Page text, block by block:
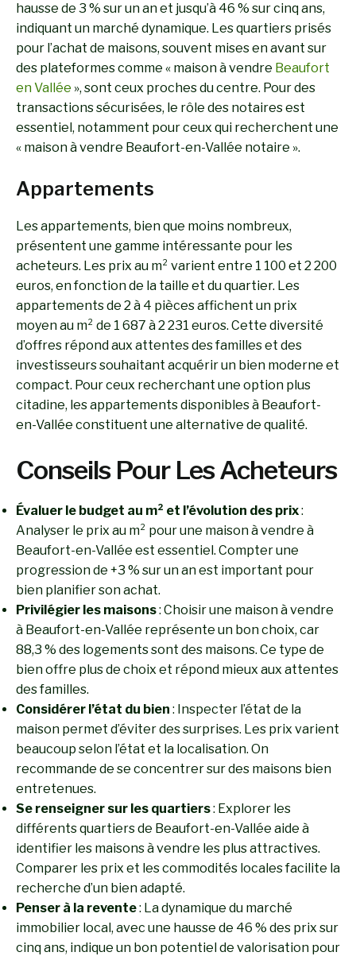
hausse de 3 % sur un an et jusqu’à 46 % sur cinq ans,
indiquant un marché dynamique. Les quartiers prisés
pour l’achat de maisons, souvent mises en avant sur
des plateformes comme « maison à vendre Beaufort
en Vallée », sont ceux proches du centre. Pour des
transactions sécurisées, le rôle des notaires est
essentiel, notamment pour ceux qui recherchent une
« maison à vendre Beaufort-en-Vallée notaire ».
Appartements
Les appartements, bien que moins nombreux,
présentent une gamme intéressante pour les
acheteurs. Les prix au m² varient entre 1 100 et 2 200
euros, en fonction de la taille et du quartier. Les
appartements de 2 à 4 pièces affichent un prix
moyen au m² de 1 687 à 2 231 euros. Cette diversité
d’offres répond aux attentes des familles et des
investisseurs souhaitant acquérir un bien moderne et
compact. Pour ceux recherchant une option plus
citadine, les appartements disponibles à Beaufort-
en-Vallée constituent une alternative de qualité.
Conseils Pour Les Acheteurs
Évaluer le budget au m² et l’évolution des prix:
Analyser le prix au m² pour une maison à vendre à
Beaufort-en-Vallée est essentiel. Compter une
progression de +3 % sur un an est important pour
bien planifier son achat.
Privilégier les maisons: Choisir une maison à vendre
à Beaufort-en-Vallée représente un bon choix, car
88,3 % des logements sont des maisons. Ce type de
bien offre plus de choix et répond mieux aux attentes
des familles.
Considérer l’état du bien : Inspecter l’état de la
maison permet d’éviter des surprises. Les prix varient
beaucoup selon l’état et la localisation. On
recommande de se concentrer sur des maisons bien
entretenues.
Se renseigner sur les quartiers: Explorer les
différents quartiers de Beaufort-en-Vallée aide à
identifier les maisons à vendre les plus attractives.
Comparer les prix et les commodités locales facilite la
recherche d’un bien adapté.
Penser à la revente: La dynamique du marché
immobilier local, avec une hausse de 46 % des prix sur
cinq ans, indique un bon potentiel de valorisation pour